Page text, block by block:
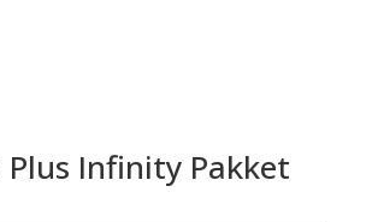
Infinity Pakket